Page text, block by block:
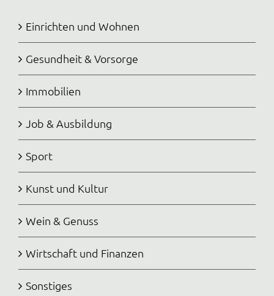
Einrichten und Wohnen
Gesundheit & Vorsorge
Immobilien
Job & Ausbildung
Sport
Kunst und Kultur
Wein & Genuss
Wirtschaft und Finanzen
Sonstiges